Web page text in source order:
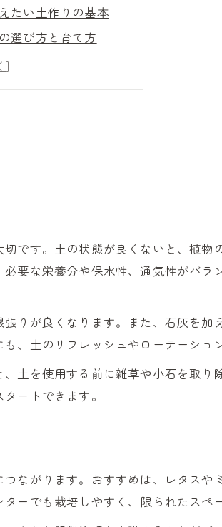
たい土作りの基本
選び方と育て方
ートのポイント解説
庭菜園の土作り術
作り入門
すすめ野菜一覧
管理方法とは
の基本的な育て方
野菜の選び方と対策
とその予防策
ダーの活用術
敗しない家庭菜園
の野菜と育て方
です。土の状態が良くないと、植物
要な栄養分や保水性、通気性がバラ
りが良くなります。また、石灰を加
、土のリフレッシュやローテーショ
土を使用する前に雑草や小石を取り
ートできます。
ながります。おすすめは、レタスや
ーでも栽培しやすく、限られたスペ